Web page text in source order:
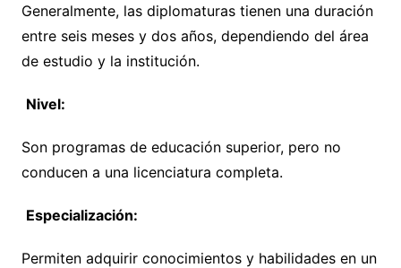
Generalmente, las diplomaturas tienen una duración
entre seis meses y dos años, dependiendo del área
de estudio y la institución.
Nivel:
Son programas de educación superior, pero no
conducen a una licenciatura completa.
Especialización:
Permiten adquirir conocimientos y habilidades en un